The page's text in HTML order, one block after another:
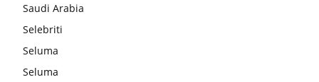
Saudi Arabia
Selebriti
Seluma
Seluma